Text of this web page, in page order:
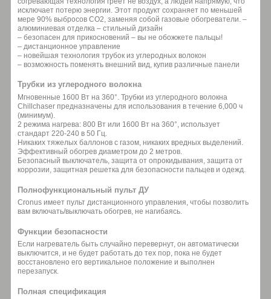
исключает потерю энергии. Этот продукт сохраняет по меньшей
мере 90% выбросов CO2, заменяя собой газовые обогреватели. –
алюминиевая отделка – стильный дизайн
– безопасен для прикосновений – вы не обожжете пальцы!
– дистанционное управление
– новейшая технология трубок из углеродных волокон
– возможность поменять внешний вид, купив различные панели
Трубки из углеродного волокна
Мгновенные 1600 Вт на 360°. Трубки из углеродного волокна
Chillchaser предназначены для использования в течение 6,000 ч
(минимум).
2 режима нагрева: 800 Вт или 1600 Вт на 360°, использует
стандарт 220-240 в 50 Гц.
Никаких тяжелых баллонов с газом, никаких вредных выделений.
Эффективный обогрев диаметром до 2 метров.
Безопасный выключатель, защита от опрокидывания, защита от
коррозии, защитная решетка для безопасности пальцев и одежд.
Полнофункциональный пульт ДУ
Cronus имеет пульт дистанционного управления, чтобы позволить
вам включать/выключать обогрев, не нагибаясь.
Функции безопасности
Если нагреватель быть случайно перевернут, он автоматически
выключится, и не будет работать до тех пор, пока не будет
восстановлено его вертикальное положение и выполнен
перезапуск.
Полная спецификация